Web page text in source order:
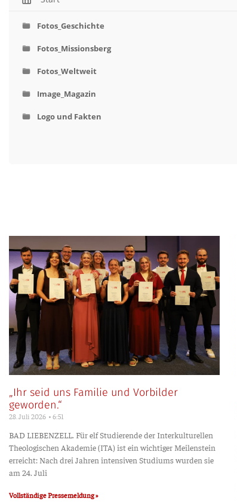
Fotos_Geschichte
Fotos_Missionsberg
Fotos_Weltweit
Image_Magazin
Logo und Fakten
„Ihr seid uns Familie und Vorbilder
geworden.“
28. Juli 2026 6:51
BAD LIEBENZELL. Für elf Stu­die­ren­de der Inter­kul­tu­rel­len
Theo­lo­gi­schen Aka­de­mie (ITA) ist ein wich­ti­ger Mei­len­stein
erreicht: Nach drei Jah­ren inten­si­ven Stu­di­ums wur­den sie
am 24. Juli
Voll­stän­di­ge Pressemeldung »